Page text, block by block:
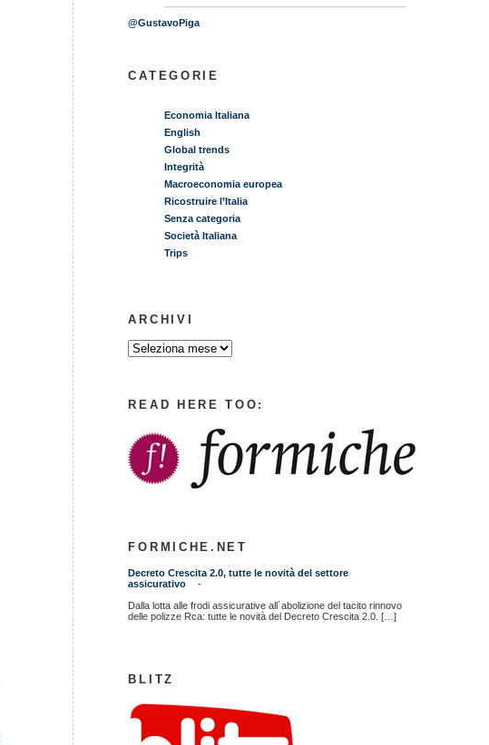
@GustavoPiga
CATEGORIE
Economia Italiana
English
Global trends
Integrità
Macroeconomia europea
Ricostruire l’Italia
Senza categoria
Società Italiana
Trips
ARCHIVI
READ HERE TOO:
FORMICHE.NET
Decreto Crescita 2.0, tutte le novità del settore
assicurativo
-
Dalla lotta alle frodi assicurative all´abolizione del tacito rinnovo
delle polizze Rca: tutte le novità del Decreto Crescita 2.0. […]
BLITZ